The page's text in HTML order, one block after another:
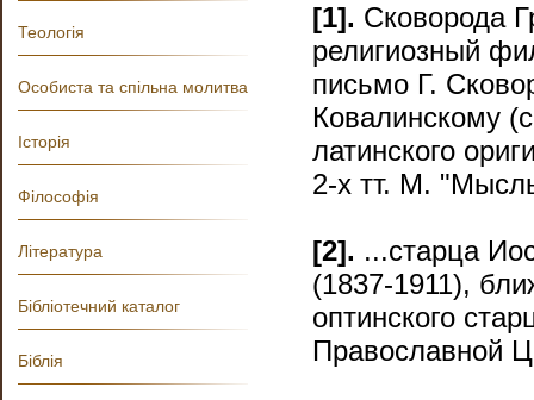
[1]. Сковорода
религиозный
письмо Г.
Ковалинскому
латинского
2-х тт. М.
[2]. ...старца
(1837-1911),
оптинского
Православной
Теологія
Особиста та спільна молитва
Історія
Філософія
Література
Бібліотечний каталог
Біблія